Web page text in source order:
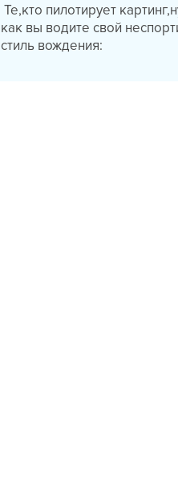
Те,кто пилотирует
как вы водите свой
стиль вождения: